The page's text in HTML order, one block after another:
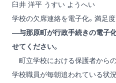
臼井 洋平 うすい ようへい
学校の欠席連絡を電子化。満足
―与那原町が行政手続きの電子
せてください。
町立学校における保護者から
学校職員が毎朝追われている状